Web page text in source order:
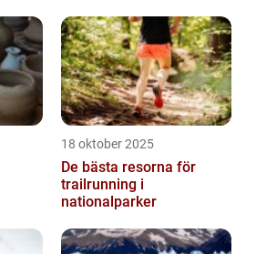
18 oktober 2025
De bästa resorna för
trailrunning i
nationalparker